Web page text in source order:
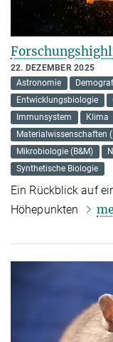
22. DEZEMBER 2025
Astronomie
Entwicklungsbiologie
Immunsystem
Klima
Materialwissenschaften
Mikrobiologie (B&M)
Synthetische Biologie
Ein Rückblick auf
Höhepunkten